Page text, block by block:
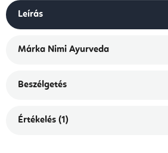
Leírás
Márka Nimi Ayurveda
Beszélgetés
Értékelés (1)